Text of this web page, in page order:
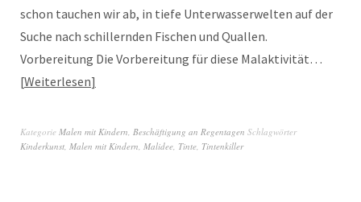
schon tauchen wir ab, in tiefe Unterwasserwelten auf der
Suche nach schillernden Fischen und Quallen.
Vorbereitung Die Vorbereitung für diese Malaktivität…
Weiterlesen
Kategorie Malen mit Kindern Beschäftigung an Regentagen Schlagwörter
Kinderkunst Malen mit Kindern Malidee Tinte Tintenkiller